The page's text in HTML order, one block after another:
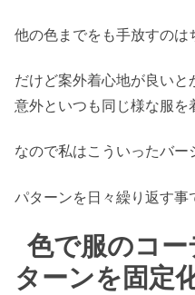
他の色までをも手放すのは
だけど案外着心地が良いと
意外といつも同じ様な服を
なので私はこういったバー
パターンを日々繰り返す事
色で服のコ
ターンを固定